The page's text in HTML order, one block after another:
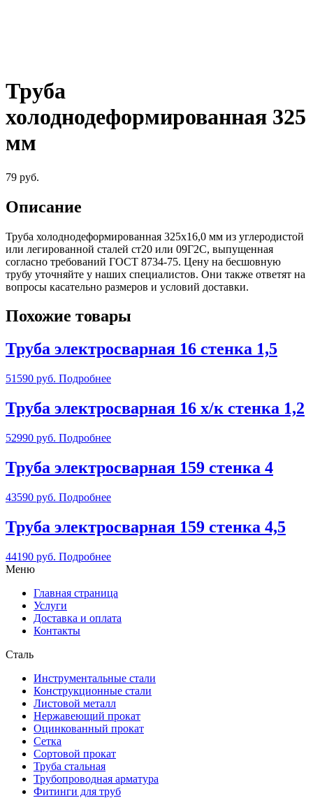
Труба
холоднодеформированная 325
мм
79 руб.
Описание
Труба холоднодеформированная 325х16,0 мм из углеродистой
или легированной сталей ст20 или 09Г2С, выпущенная
согласно требований ГОСТ 8734-75. Цену на бесшовную
трубу уточняйте у наших специалистов. Они также ответят на
вопросы касательно размеров и условий доставки.
Похожие товары
Труба электросварная 16 стенка 1,5
51590 руб. Подробнее
Труба электросварная 16 х/к стенка 1,2
52990 руб. Подробнее
Труба электросварная 159 стенка 4
43590 руб. Подробнее
Труба электросварная 159 стенка 4,5
44190 руб. Подробнее
Меню
Главная страница
Услуги
Доставка и оплата
Контакты
Сталь
Инструментальные стали
Конструкционные стали
Листовой металл
Нержавеющий прокат
Оцинкованный прокат
Сетка
Сортовой прокат
Труба стальная
Трубопроводная арматура
Фитинги для труб